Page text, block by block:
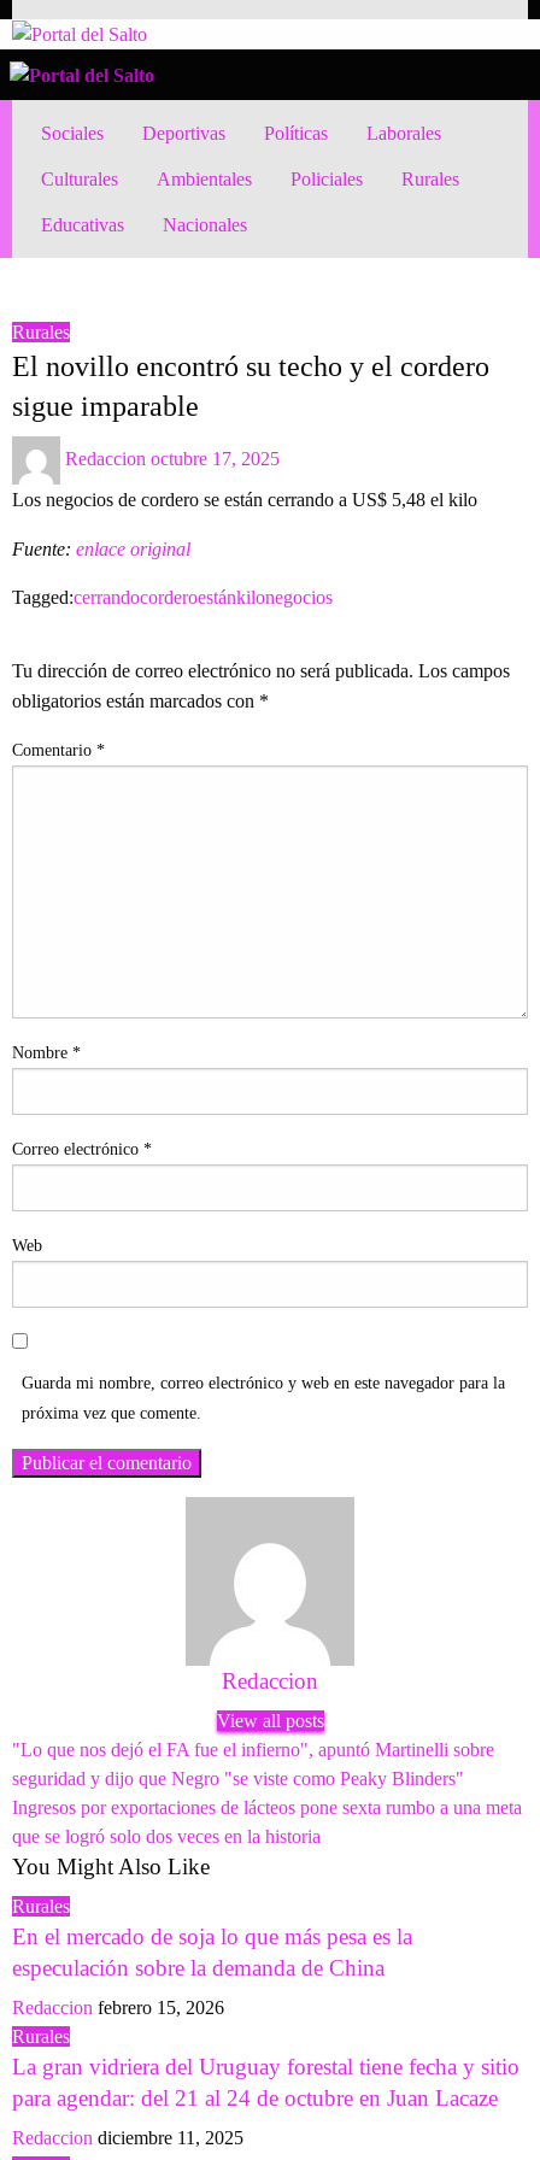
to
content
Portal del Salto
Noticias del norte del país.
Portal del Salto
Noticias del norte del país.
Sociales
Deportivas Políticas Laborales
Culturales Ambientales Policiales Rurales
Educativas Nacionales
Rurales
El novillo encontró su techo y el cordero
sigue imparable
Redaccion
Posted
octubre 17, 2025
Los negocios de cordero se están cerrando a US$ 5,48 el kilo
Fuente: enlace original
Tagged:cerrandocorderoestánkilonegocios
Tu dirección de correo electrónico no será publicada. Los campos
obligatorios están marcados con *
Comentario *
Nombre *
Correo electrónico *
Web
Guarda mi nombre, correo electrónico y web en este navegador para la
próxima vez que comente.
Redaccion
View all posts
Navegación
de
entradas
Previous
Post
"Lo que nos dejó el FA fue el infierno", apuntó Martinelli sobre
seguridad y dijo que Negro "se viste como Peaky Blinders"
Next
Post
Ingresos por exportaciones de lácteos pone sexta rumbo a una meta
que se logró solo dos veces en la historia
You Might Also Like
Rurales
En el mercado de soja lo que más pesa es la
especulación sobre la demanda de China
Redaccion febrero 15, 2026
Rurales
La gran vidriera del Uruguay forestal tiene fecha y sitio
para agendar: del 21 al 24 de octubre en Juan Lacaze
Redaccion diciembre 11, 2025